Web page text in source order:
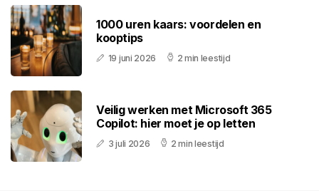
1000 uren kaars: voordelen en
kooptips
19 juni 2026 2 min leestijd
Veilig werken met Microsoft 365
Copilot: hier moet je op letten
3 juli 2026 2 min leestijd